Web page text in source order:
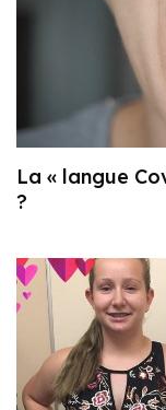
La « langue
?